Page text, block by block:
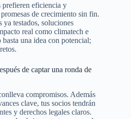
prefieren eficiencia y
de crecimiento sin fin.
testados, soluciones
real como climatech e
una idea con potencial;
de captar una ronda de
compromisos. Además
clave, tus socios tendrán
y derechos legales claros.